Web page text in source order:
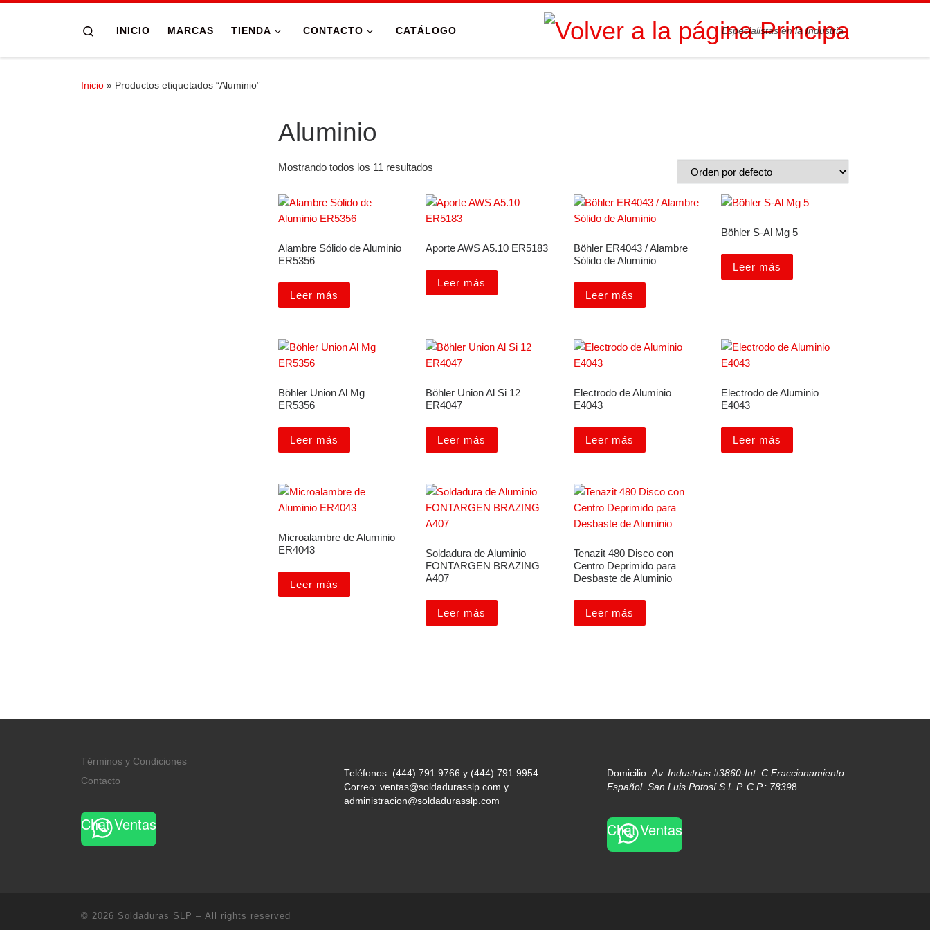
Especialistas en la Industria
INICIO MARCAS TIENDA CONTACTO CATÁLOGO
Search
Inicio » Productos etiquetados “Aluminio”
Aluminio
Mostrando todos los 11 resultados
Alambre Sólido de Aluminio
ER5356
Leer más
Aporte AWS A5.10 ER5183
Leer más
Böhler ER4043 / Alambre
Sólido de Aluminio
Leer más
Böhler S-Al Mg 5
Leer más
Böhler Union Al Mg
ER5356
Leer más
Böhler Union Al Si 12
ER4047
Leer más
Electrodo de Aluminio
E4043
Leer más
Electrodo de Aluminio
E4043
Leer más
Microalambre de Aluminio
ER4043
Leer más
Soldadura de Aluminio
FONTARGEN BRAZING
A407
Leer más
Tenazit 480 Disco con
Centro Deprimido para
Desbaste de Aluminio
Leer más
Términos y Condiciones
Contacto
Chat Ventas
Teléfonos: (444) 791 9766 y (444) 791 9954
Correo: ventas@soldadurasslp.com y
administracion@soldadurasslp.com
Domicilio: Av. Industrias #3860-Int. C Fraccionamiento
Español. San Luis Potosí S.L.P. C.P.: 78398
Chat Ventas
© 2026 Soldaduras SLP – All rights reserved